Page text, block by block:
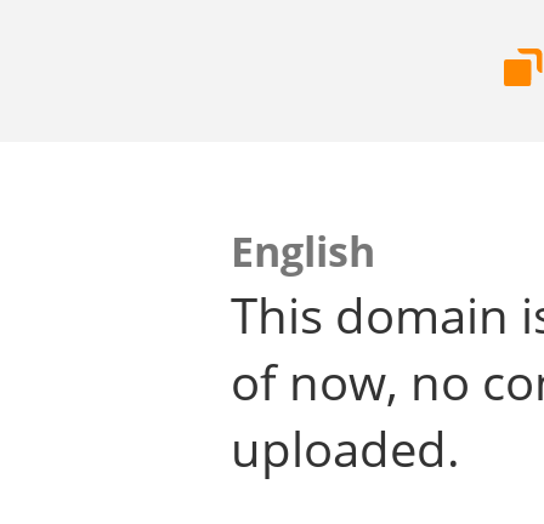
English
This domain
of now, no
uploaded.